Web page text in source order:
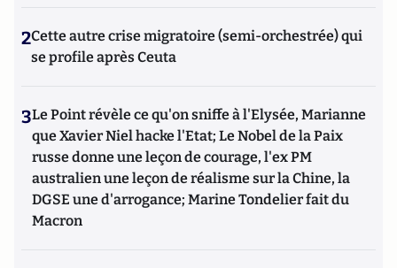
2Cette autre crise migratoire (semi-orchestrée) qui
se profile après Ceuta
3Le Point révèle ce qu'on sniffe à l'Elysée, Marianne
que Xavier Niel hacke l'Etat; Le Nobel de la Paix
russe donne une leçon de courage, l'ex PM
australien une leçon de réalisme sur la Chine, la
DGSE une d'arrogance; Marine Tondelier fait du
Macron